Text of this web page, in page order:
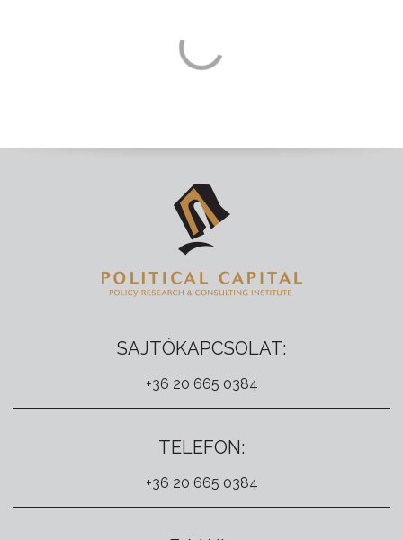
SAJTÓKAPCSOLAT:
+36 20 665 0384
TELEFON:
+36 20 665 0384